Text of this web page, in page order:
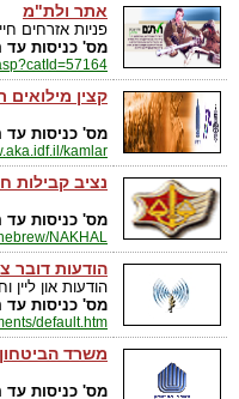
אתר ולת"מ
פניות אזרחים
מס' כניסות עד
קצין מילואים
מס' כניסות עד
kamlar
נציב קבילות
מס' כניסות עד
NAKHAL/
הודעות דובר
הודעות און
מס' כניסות עד
default.htm
משרד הביטחון
מס' כניסות עד